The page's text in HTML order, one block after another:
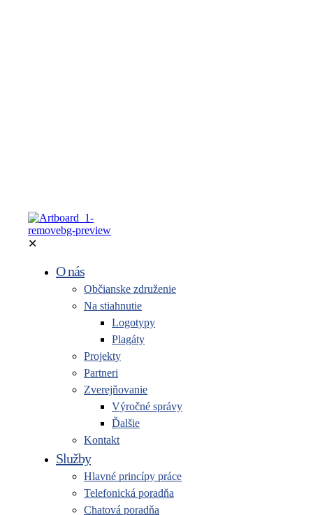
✕
O nás
Občianske združenie
Na stiahnutie
Logotypy
Plagáty
Projekty
Partneri
Zverejňovanie
Výročné správy
Ďalšie
Kontakt
Služby
Hlavné princípy práce
Telefonická poradňa
Chatová poradňa